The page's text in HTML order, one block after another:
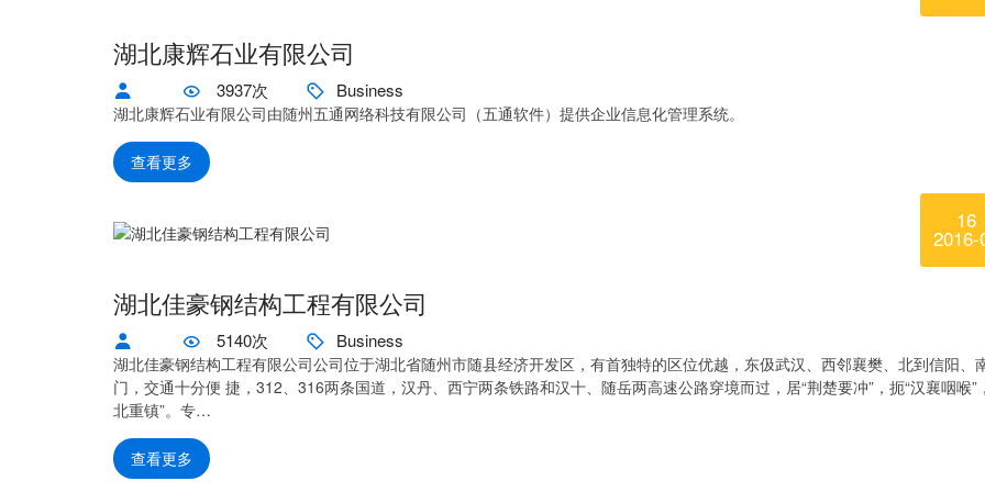
湖北康辉石业有限公司
3937次 Business
湖北康辉石业有限公司由随州五通网络科技有限公司（五通软件）提供企业信息化管理系统。
查看更多
16
2016-
湖北佳豪钢结构工程有限公司
5140次 Business
湖北佳豪钢结构工程有限公司公司位于湖北省随州市随县经济开发区，有首独特的区位优越，东伋武汉、西邻襄樊、北到信阳、
门，交通十分便 捷，312、316两条国道，汉丹、西宁两条铁路和汉十、随岳两高速公路穿境而过，居“荆楚要冲”，扼“汉襄咽喉”
北重镇”。专…
查看更多